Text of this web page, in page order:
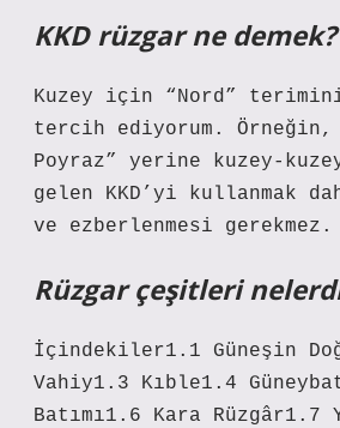
KKD rüzgar ne demek?
Kuzey için “Nord”
tercih ediyorum. Örneğin,
Poyraz” yerine kuzey-
gelen KKD’yi kullanmak
ve ezberlenmesi gerekmez.
Rüzgar çeşitleri
İçindekiler1.1 Güneşin
Vahiy1.3 Kıble1.4
Batımı1.6 Kara Rüzgâr1.7